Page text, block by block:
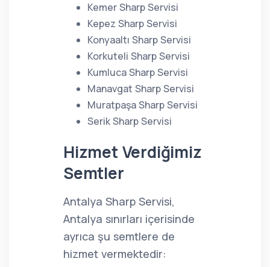
Kemer Sharp Servisi
Kepez Sharp Servisi
Konyaaltı Sharp Servisi
Korkuteli Sharp Servisi
Kumluca Sharp Servisi
Manavgat Sharp Servisi
Muratpaşa Sharp Servisi
Serik Sharp Servisi
Hizmet Verdiğimiz
Semtler
Antalya Sharp Servisi,
Antalya sınırları içerisinde
ayrıca şu semtlere de
hizmet vermektedir: